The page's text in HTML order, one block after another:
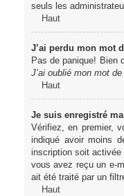
seuls les
Haut
J’ai perdu mon mot
Pas de panique! Bien
J’ai oublié mon mot
Haut
Je suis enregistré
Vérifiez, en premier,
indiqué avoir moins
inscription soit activée
vous avez reçu un e-
ait été traité par un
Haut